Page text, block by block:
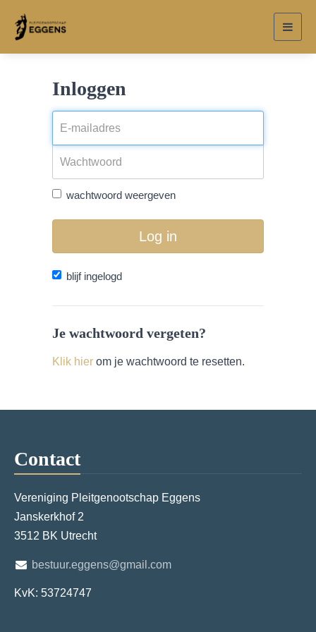
Inloggen
wachtwoord weergeven
Log in
blijf ingelogd
Je wachtwoord vergeten?
Klik hier om je wachtwoord te resetten.
Contact
Vereniging Pleitgenootschap Eggens
Janskerkhof 2
3512 BK Utrecht
bestuur.eggens@gmail.com
KvK: 53724747